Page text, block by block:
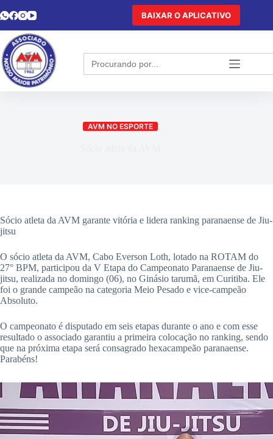
BAIXAR O APLICATIVO
Search
for:
AVM NO ESPORTE
Sócio atleta da AVM garante vitória e lidera ranking paranaense de Jiu-
jitsu
O sócio atleta da AVM, Cabo Everson Loth, lotado na ROTAM do
27° BPM, participou da V Etapa do Campeonato Paranaense de Jiu-
jitsu, realizada no domingo (06), no Ginásio tarumã, em Curitiba. Ele
foi o grande campeão na categoria Meio Pesado e vice-campeão
Absoluto.
O campeonato é disputado em seis etapas durante o ano e com esse
resultado o associado garantiu a primeira colocação no ranking, sendo
que na próxima etapa será consagrado hexacampeão paranaense.
Parabéns!